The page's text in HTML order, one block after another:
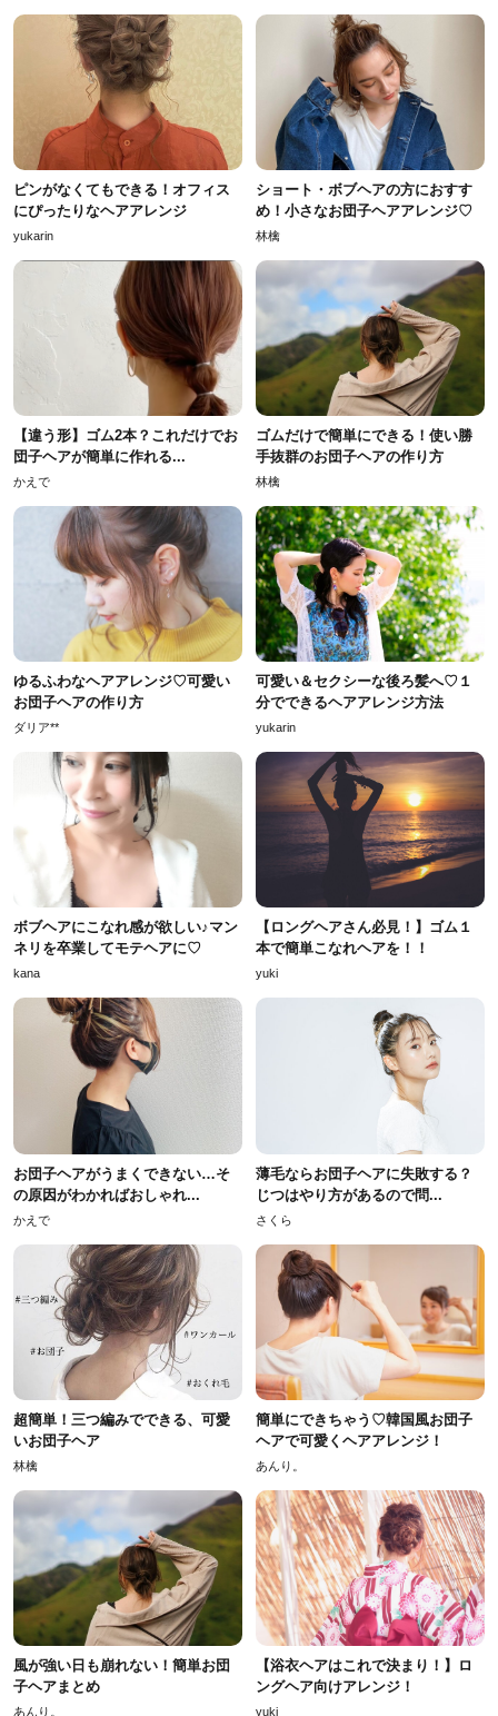
ピンがなくてもできる！オフィス
にぴったりなヘアアレンジ
yukarin
ショート・ボブヘアの方におすす
め！小さなお団子ヘアアレンジ♡
林檎
【違う形】ゴム2本？これだけでお
団子ヘアが簡単に作れる...
かえで
ゴムだけで簡単にできる！使い勝
手抜群のお団子ヘアの作り方
林檎
ゆるふわなヘアアレンジ♡可愛い
お団子ヘアの作り方
ダリア**
可愛い＆セクシーな後ろ髪へ♡１
分でできるヘアアレンジ方法
yukarin
ボブヘアにこなれ感が欲しい♪マン
ネリを卒業してモテヘアに♡
kana
【ロングヘアさん必見！】ゴム１
本で簡単こなれヘアを！！
yuki
お団子ヘアがうまくできない…そ
の原因がわかればおしゃれ...
かえで
薄毛ならお団子ヘアに失敗する？
じつはやり方があるので問...
さくら
超簡単！三つ編みでできる、可愛
いお団子ヘア
林檎
簡単にできちゃう♡韓国風お団子
ヘアで可愛くヘアアレンジ！
あんり。
風が強い日も崩れない！簡単お団
子ヘアまとめ
あんり。
【浴衣ヘアはこれで決まり！】ロ
ングヘア向けアレンジ！
yuki